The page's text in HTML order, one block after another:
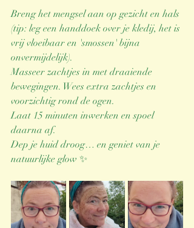
Breng het mengsel aan op gezicht en hals
(tip: leg een handdoek over je kledij, het is
vrij vloeibaar en 'smossen' bijna
onvermijdelijk).
Masseer zachtjes in met draaiende
bewegingen. Wees extra zachtjes en
voorzichtig rond de ogen.
Laat 15 minuten inwerken en spoel
daarna af.
Dep je huid droog… en geniet van je
natuurlijke glow ✨